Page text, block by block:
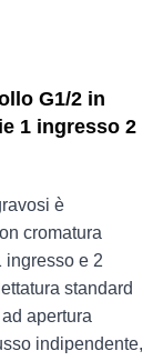
G1/2 in
1 ingresso 2
è
cromatura
ingresso e 2
standard
apertura
indipendente,